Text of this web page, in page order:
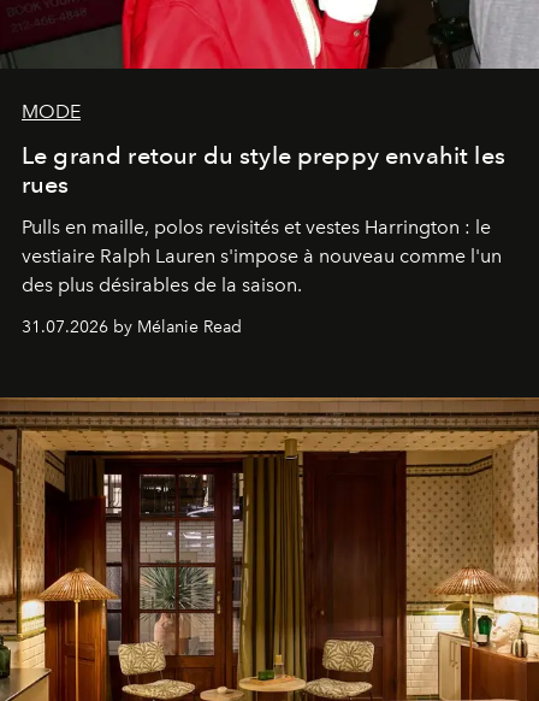
MODE
Le grand retour du style preppy envahit les
rues
Pulls en maille, polos revisités et vestes Harrington : le
vestiaire Ralph Lauren s'impose à nouveau comme l'un
des plus désirables de la saison.
31.07.2026 by Mélanie Read